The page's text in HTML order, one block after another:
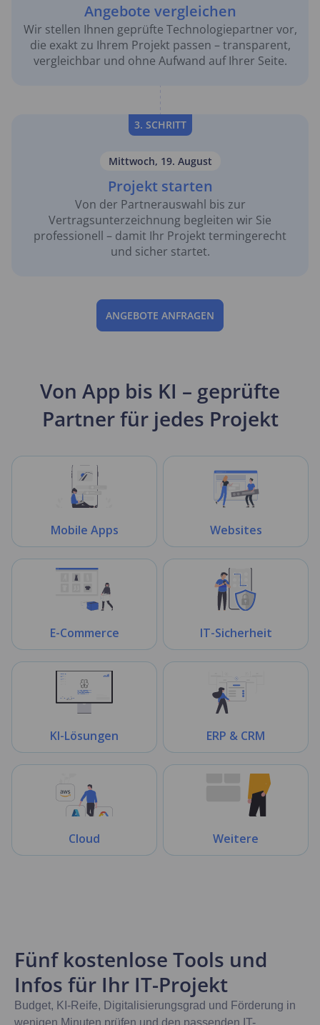
Angebote vergleichen
Wir stellen Ihnen geprüfte Technologiepartner vor,
die exakt zu Ihrem Projekt passen – transparent,
vergleichbar und ohne Aufwand auf Ihrer Seite.
3. SCHRITT
Mittwoch, 19. August
Projekt starten
Von der Partnerauswahl bis zur
Vertragsunterzeichnung begleiten wir Sie
professionell – damit Ihr Projekt termingerecht
und sicher startet.
ANGEBOTE ANFRAGEN
Von App bis KI – geprüfte
Partner für jedes Projekt
Mobile Apps Websites
E-Commerce IT-Sicherheit
KI-Lösungen ERP & CRM
Cloud Weitere
Fünf kostenlose Tools und
Infos für Ihr IT-Projekt
Budget, KI-Reife, Digitalisierungsgrad und Förderung in
wenigen Minuten prüfen und den passenden IT-